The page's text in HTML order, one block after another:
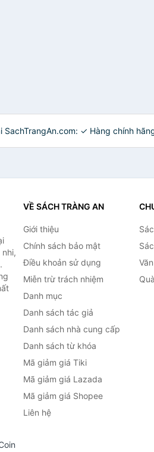
✓ Hàng chính
VỀ SÁCH TRÀNG AN
Giới thiệu
Chính sách bảo mật
Điều khoản sử dụng
Miễn trừ trách nhiệm
Danh mục
Danh sách tác giả
Danh sách nhà cung cấp
Danh sách từ khóa
Mã giảm giá Tiki
Mã giảm giá Lazada
Mã giảm giá Shopee
Liên hệ